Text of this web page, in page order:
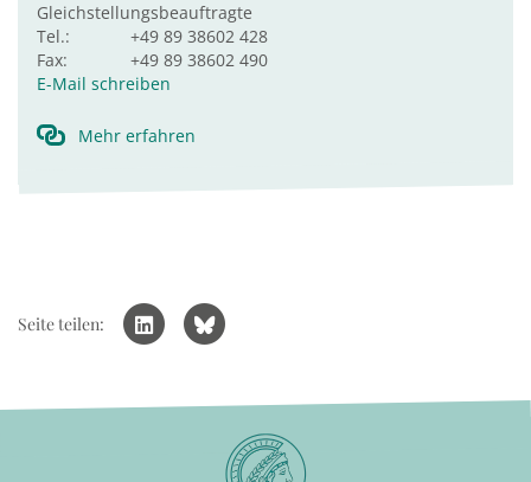
Gleichstellungsbeauftragte
Tel.:
+49 89 38602 428
Fax:
+49 89 38602 490
E-Mail schreiben
Mehr erfahren
Seite teilen: